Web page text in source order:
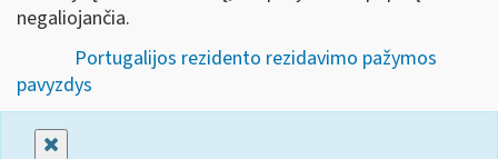
negaliojančia.
Portugalijos rezidento rezidavimo pažymos
pavyzdys